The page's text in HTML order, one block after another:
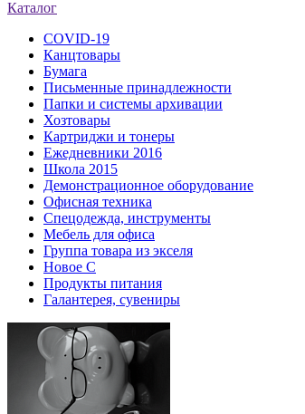
Каталог
COVID-19
Канцтовары
Бумага
Письменные принадлежности
Папки и системы архивации
Хозтовары
Картриджи и тонеры
Ежедневники 2016
Школа 2015
Демонстрационное оборудование
Офисная техника
Спецодежда, инструменты
Мебель для офиса
Группа товара из экселя
Новое С
Продукты питания
Галантерея, сувениры